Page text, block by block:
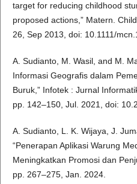
target for reducing childhood
proposed actions,” Matern.
26, Sep 2013, doi: 10.1111/
A. Sudianto, M. Wasil, and M.
Informasi Geografis dalam
Buruk,” Infotek : Jurnal
pp. 142–150, Jul. 2021, doi:
A. Sudianto, L. K. Wijaya, J.
“Penerapan Aplikasi Warung
Meningkatkan Promosi dan
pp. 267–275, Jan. 2024.